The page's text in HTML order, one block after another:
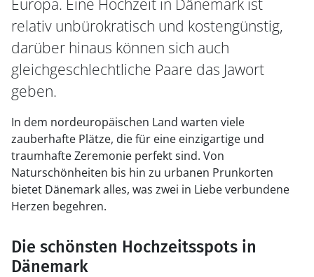
Europa. Eine Hochzeit in Dänemark ist
relativ unbürokratisch und kostengünstig,
darüber hinaus können sich auch
gleichgeschlechtliche Paare das Jawort
geben.
In dem nordeuropäischen Land warten viele
zauberhafte Plätze, die für eine einzigartige und
traumhafte Zeremonie perfekt sind. Von
Naturschönheiten bis hin zu urbanen Prunkorten
bietet Dänemark alles, was zwei in Liebe verbundene
Herzen begehren.
Die schönsten Hochzeitsspots in
Dänemark